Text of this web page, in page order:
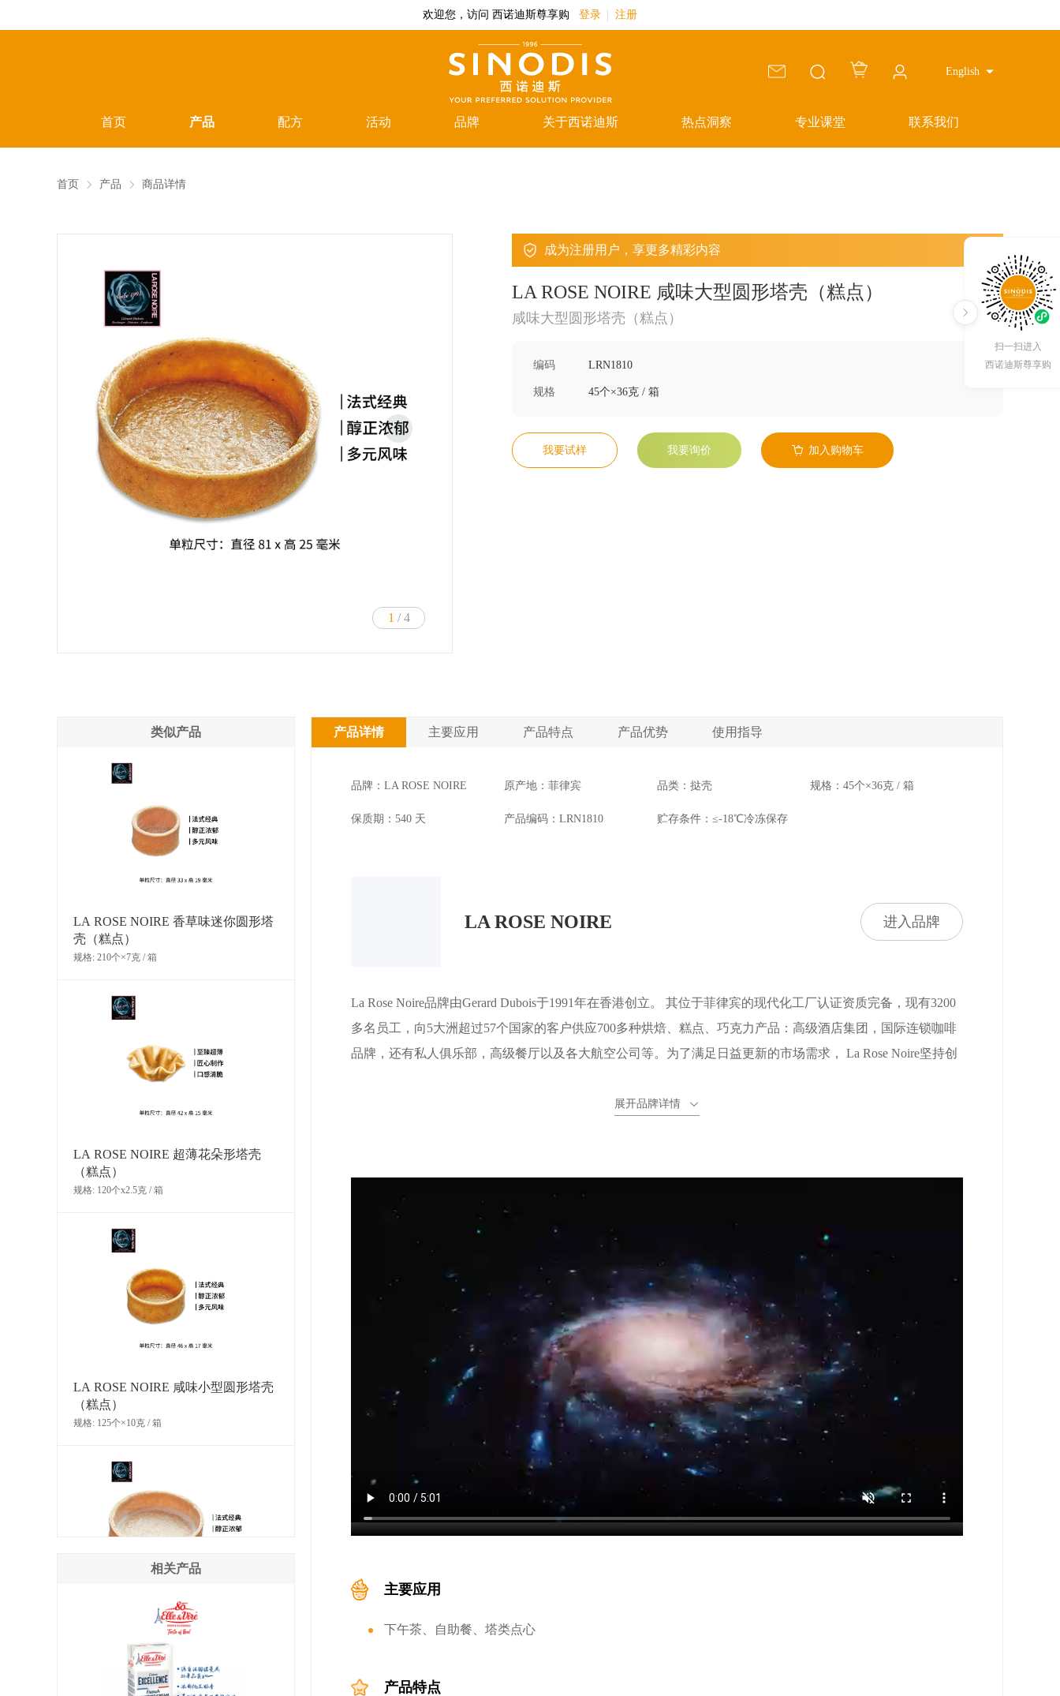
欢迎您，访问 西诺迪斯尊享购 登录 注册
English
首页 产品 配方 活动 品牌 关于西诺迪斯 热点洞察 专业课堂 联系我们
扫一扫进入
西诺迪斯尊享购
首页 产品 商品详情
1 / 4
成为注册用户，享更多精彩内容
LA ROSE NOIRE 咸味大型圆形塔壳（糕点）
咸味大型圆形塔壳（糕点）
编码 LRN1810
规格 45个×36克 / 箱
我要试样 我要询价 加入购物车
类似产品
LA ROSE NOIRE 香草味迷你圆形塔
壳（糕点）
规格: 210个×7克 / 箱
LA ROSE NOIRE 超薄花朵形塔壳
（糕点）
规格: 120个x2.5克 / 箱
LA ROSE NOIRE 咸味小型圆形塔壳
（糕点）
规格: 125个×10克 / 箱
LA ROSE NOIRE 香草味大型圆形塔
规格: 45个×29克 / 箱
相关产品
产品详情 主要应用 产品特点 产品优势 使用指导
品牌：LA ROSE NOIRE 原产地：菲律宾 品类：挞壳 规格：45个×36克 / 箱
保质期：540 天 产品编码：LRN1810 贮存条件：≤-18℃冷冻保存
LA ROSE NOIRE 进入品牌
La Rose Noire品牌由Gerard Dubois于1991年在香港创立。 其位于菲律宾的现代化工厂认证资质完备，现有3200
多名员工，向5大洲超过57个国家的客户供应700多种烘焙、糕点、巧克力产品：高级酒店集团，国际连锁咖啡
品牌，还有私人俱乐部，高级餐厅以及各大航空公司等。为了满足日益更新的市场需求， La Rose Noire坚持创
展开品牌详情
主要应用
下午茶、自助餐、塔类点心
产品特点